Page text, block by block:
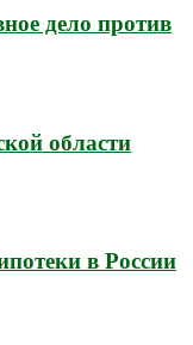
дело против
области
в России